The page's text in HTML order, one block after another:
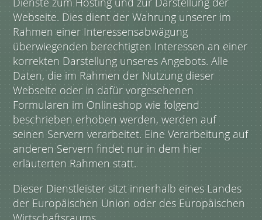
Webseite. Dies dient der Wahrung unserer im
Rahmen einer Interessensabwägung
überwiegenden berechtigten Interessen an einer
korrekten Darstellung unseres Angebots. Alle
Daten, die im Rahmen der Nutzung dieser
Webseite oder in dafür vorgesehenen
Formularen im Onlineshop wie folgend
beschrieben erhoben werden, werden auf
seinen Servern verarbeitet. Eine Verarbeitung auf
anderen Servern findet nur in dem hier
erläuterten Rahmen statt.
Dieser Dienstleister sitzt innerhalb eines Landes
der Europäischen Union oder des Europäischen